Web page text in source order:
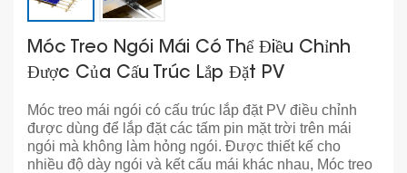
Móc Treo Ngói Mái Có Thể Điều Chỉnh
Được Của Cấu Trúc Lắp Đặt PV
Móc treo mái ngói có cấu trúc lắp đặt PV điều chỉnh
được dùng để lắp đặt các tấm pin mặt trời trên mái
ngói mà không làm hỏng ngói. Được thiết kế cho
nhiều độ dày ngói và kết cấu mái khác nhau, Móc treo